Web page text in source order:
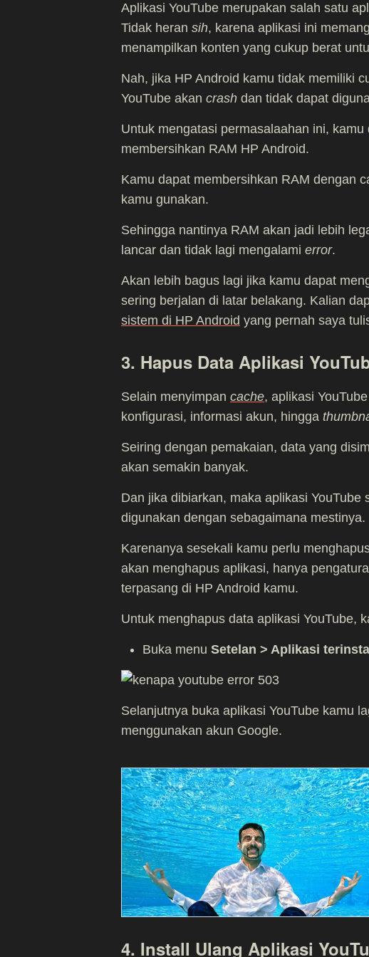
Aplikasi YouTube merupakan salah satu
Tidak heran sih, karena aplikasi ini
menampilkan konten yang cukup berat
Nah, jika HP Android kamu tidak memiliki
YouTube akan crash dan tidak dapat
Untuk mengatasi permasalaahan ini,
membersihkan RAM HP Android.
Kamu dapat membersihkan RAM dengan
kamu gunakan.
Sehingga nantinya RAM akan jadi lebih
lancar dan tidak lagi mengalami error.
Akan lebih bagus lagi jika kamu dapat
sering berjalan di latar belakang. Kalian
sistem di HP Android yang pernah saya
3. Hapus Data Aplikasi
Selain menyimpan cache, aplikasi
konfigurasi, informasi akun, hingga
Seiring dengan pemakaian, data yang
akan semakin banyak.
Dan jika dibiarkan, maka aplikasi YouTube
digunakan dengan sebagaimana mestinya.
Karenanya sesekali kamu perlu
akan menghapus aplikasi, hanya
terpasang di HP Android kamu.
Untuk menghapus data aplikasi YouTube,
Buka menu Setelan > Aplikasi
Selanjutnya buka aplikasi YouTube kamu
menggunakan akun Google.
4. Install Ulang Aplikasi